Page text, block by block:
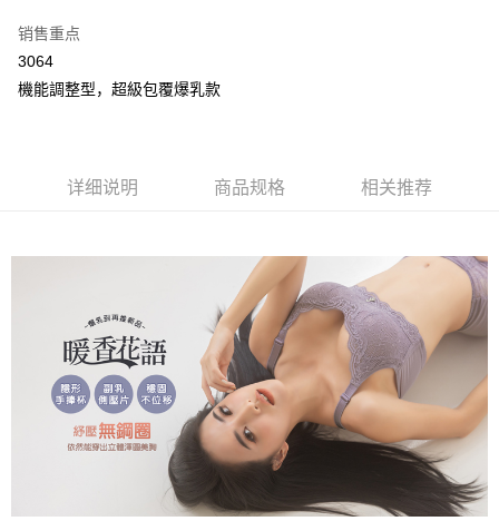
短信。
2. 通过短信链接打开账单后，可选择 “超商条码／台湾大直营门市／银行转
账／街口支付／iPASS MONEY”等通路缴费。
2. 基于同意付款使用 “大哥付你分期”之契约关系目的，商店将以您的个人资
有最長 45 天內付款之服務。
三、聲明條款
「AFTEE先享後付」(下稱本服務)乃由恩沛科技股份有限公司(下稱 AFTEE )
所提供，並由 AFTEE 向您收取款項。因使用本服務所須提供之個人資料(包
含但不限於訂購人姓名、電話，收件人姓名、電話、收件地址)，將交付予
AFTEE 於本服務必要服務範圍內運用。關於 AFTEE 對於個人資料之蒐集、
處理、利用，詳參 AFTEE 官網之『個人資料蒐集、處理及利用告知聲明』
https://aftee.tw/privacypolicy/）。
若款項超過繳費期限，將根據當次的金額加收年利率 16% 的逾期滯納金。
未成年的使用者，請事先徵得法定代理人或監護人之同意方可使用
运送方式
全家取貨付款
每笔NT$80，满NT$499(含以上)免运费
每笔NT$80，满NT$799(含以上)免运费
7-11取貨付款
每笔NT$80，满NT$799(含以上)免运费
付款後7-11取貨
每笔NT$80，满NT$799(含以上)免运费
销售重点
3064
機能調整型，超級包覆爆乳款
详细说明 商品规格 相关推荐